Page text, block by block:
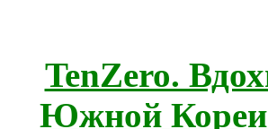
TenZero.
Южной